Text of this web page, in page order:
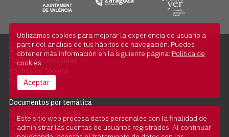
© 2026 Fundació Carles Pi i Sunyer
Política de privacidad
Nota legal
Documentos por temática
Documentos por autor
Documentos por institución
Utilizamos cookies para mejorar la experiencia de usuario a
partir del análisis de tus hábitos de navegación. Puedes
obtener más información en la siguiente página: Política de
cookies.
Aceptar
Este sitio web procesa datos personales con la finalidad de
administrar las cuentas de usuarios registrados. Al continuar